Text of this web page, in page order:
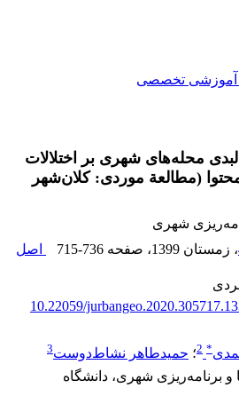
آموزشی تخصصی
محله‌های شهری بر اختلالات
(مطالعة موردی: کلان‌شهر
شهری
، زمستان 1399 ، صفحه 715-736
اصل
10.22059/
*
2؛ حمیدطاهر نشاط‌دوست3
برنامه‌ریزی شهری، دانشگاه